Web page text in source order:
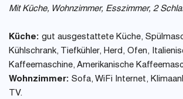
Mit Küche, Wohnzimmer, Esszimmer, 2
Küche: gut ausgestattete Küche,
Kühlschrank, Tiefkühler, Herd, Ofen,
Kaffeemaschine, Amerikanische
Wohnzimmer: Sofa, WiFi Internet,
TV.